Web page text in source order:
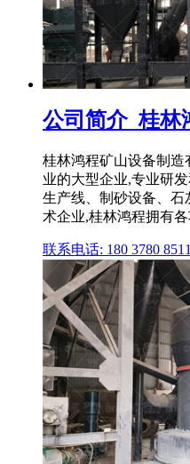
公司简介_桂林
桂林鸿程矿山设备制
业的大型企业,专业研
生产线、制砂设备、
术企业,桂林鸿程拥有
联系电话: 180 3780 8511